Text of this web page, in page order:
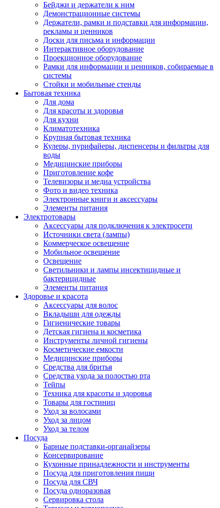
Бейджи и держатели к ним
Демонстрационные системы
Держатели, рамки и подставки для информации,
рекламы и ценников
Доски для письма и информации
Интерактивное оборудование
Проекционное оборудование
Рамки для информации и ценников, собираемые в
системы
Стойки и мобильные стенды
Бытовая техника
Для дома
Для красоты и здоровья
Для кухни
Климатотехника
Крупная бытовая техника
Кулеры, пурифайеры, диспенсеры и фильтры для
воды
Медицинские приборы
Приготовление кофе
Телевизоры и медиа устройства
Фото и видео техника
Электронные книги и аксессуары
Элементы питания
Электротовары
Аксессуары для подключения к электросети
Источники света (лампы)
Коммерческое освещение
Мобильное освещение
Освещение
Светильники и лампы инсектицидные и
бактерицидные
Элементы питания
Здоровье и красота
Аксессуары для волос
Вкладыши для одежды
Гигиенические товары
Детская гигиена и косметика
Инструменты личной гигиены
Косметические емкости
Медицинские приборы
Средства для бритья
Средства ухода за полостью рта
Тейпы
Техника для красоты и здоровья
Товары для гостиниц
Уход за волосами
Уход за лицом
Уход за телом
Посуда
Барные подставки-органайзеры
Консервирование
Кухонные принадлежности и инструменты
Посуда для приготовления пищи
Посуда для СВЧ
Посуда одноразовая
Сервировка стола